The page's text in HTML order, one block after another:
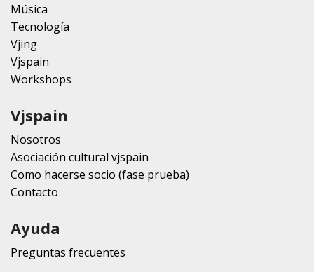
Música
Tecnología
Vjing
Vjspain
Workshops
Vjspain
Nosotros
Asociación cultural vjspain
Como hacerse socio (fase prueba)
Contacto
Ayuda
Preguntas frecuentes